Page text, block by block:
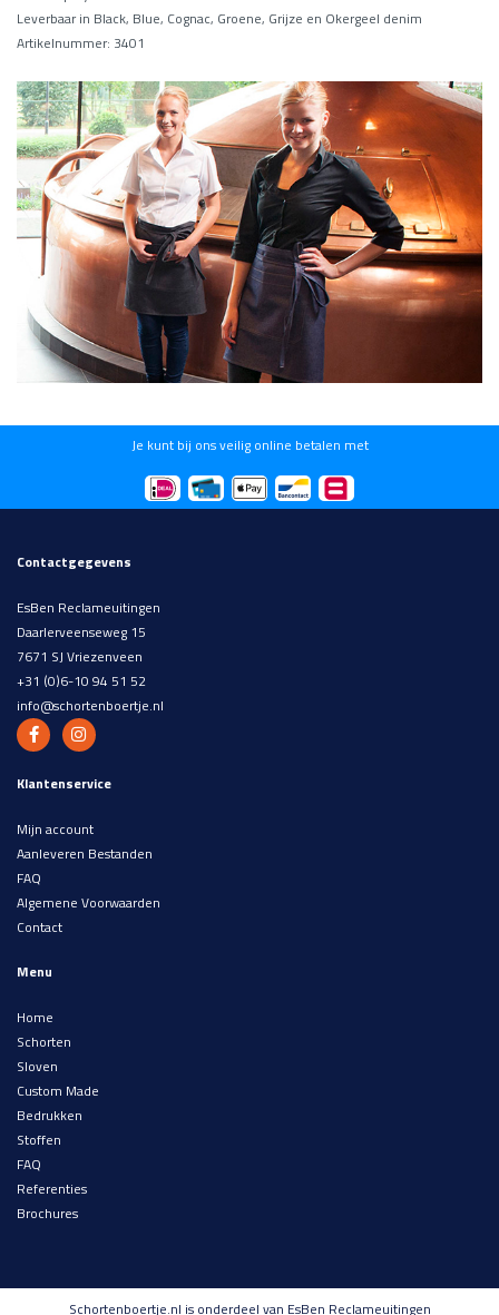
Leverbaar in Black, Blue, Cognac, Groene, Grijze en Okergeel denim
Artikelnummer: 3401
Je kunt bij ons veilig online betalen met
Contactgegevens
EsBen Reclameuitingen
Daarlerveenseweg 15
7671 SJ Vriezenveen
+31 (0)6-10 94 51 52
info@schortenboertje.nl
Klantenservice
Mijn account
Aanleveren Bestanden
FAQ
Algemene Voorwaarden
Contact
Menu
Home
Schorten
Sloven
Custom Made
Bedrukken
Stoffen
FAQ
Referenties
Brochures
Schortenboertje.nl is onderdeel van EsBen Reclameuitingen